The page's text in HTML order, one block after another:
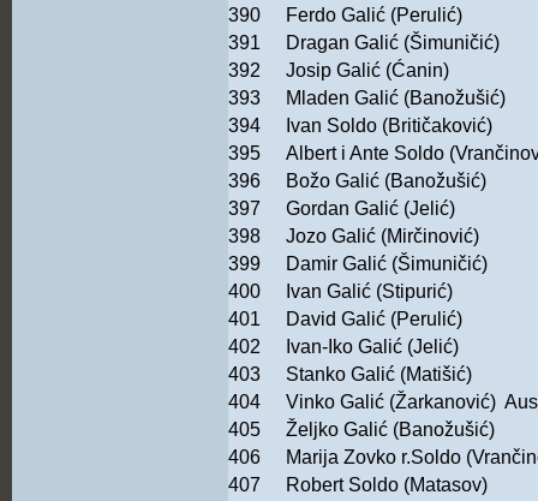
390
Ferdo Galić (Perulić)
391
Dragan Galić (Šimuničić)
392
Josip Galić (Ćanin)
393
Mladen Galić (Banožušić)
394
Ivan Soldo (Britičaković)
395
Albert i Ante Soldo
396
Božo Galić (Banožušić)
397
Gordan Galić (Jelić)
398
Jozo Galić (Mirčinović)
399
Damir Galić (Šimuničić)
400
Ivan Galić (Stipurić)
401
David Galić (Perulić)
402
Ivan-Iko Galić (Jelić)
403
Stanko Galić (Matišić)
404
Vinko Galić (Žarkanović)
405
Željko Galić (Banožušić)
406
Marija Zovko r.Soldo
407
Robert Soldo (Matasov)